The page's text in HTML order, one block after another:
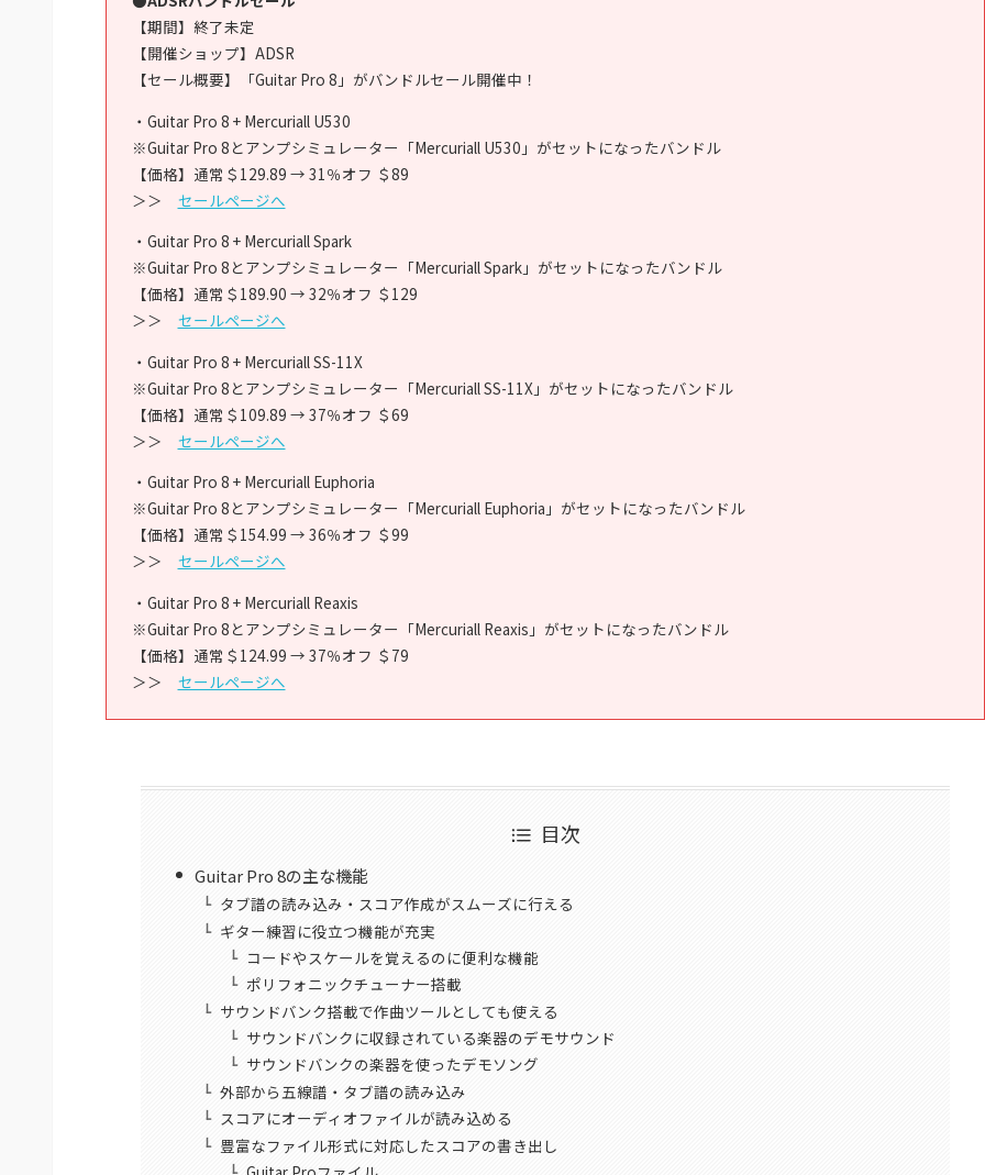
【期間】終了未定
【開催ショップ】ADSR
【セール概要】「Guitar Pro 8」がバンドルセール開催中！
・Guitar Pro 8 + Mercuriall U530
※Guitar Pro 8とアンプシミュレーター「Mercuriall U530」がセットになったバンドル
【価格】通常＄129.89 → 31％オフ ＄89
＞＞ セールページへ
・Guitar Pro 8 + Mercuriall Spark
※Guitar Pro 8とアンプシミュレーター「Mercuriall Spark」がセットになったバンドル
【価格】通常＄189.90 → 32％オフ ＄129
＞＞ セールページへ
・Guitar Pro 8 + Mercuriall SS-11X
※Guitar Pro 8とアンプシミュレーター「Mercuriall SS-11X」がセットになったバンドル
【価格】通常＄109.89 → 37％オフ ＄69
＞＞ セールページへ
・Guitar Pro 8 + Mercuriall Euphoria
※Guitar Pro 8とアンプシミュレーター「Mercuriall Euphoria」がセットになったバンドル
【価格】通常＄154.99 → 36％オフ ＄99
＞＞ セールページへ
・Guitar Pro 8 + Mercuriall Reaxis
※Guitar Pro 8とアンプシミュレーター「Mercuriall Reaxis」がセットになったバンドル
【価格】通常＄124.99 → 37％オフ ＄79
＞＞ セールページへ
目次
Guitar Pro 8の主な機能
タブ譜の読み込み・スコア作成がスムーズに行える
ギター練習に役立つ機能が充実
コードやスケールを覚えるのに便利な機能
ポリフォニックチューナー搭載
サウンドバンク搭載で作曲ツールとしても使える
サウンドバンクに収録されている楽器のデモサウンド
サウンドバンクの楽器を使ったデモソング
外部から五線譜・タブ譜の読み込み
スコアにオーディオファイルが読み込める
豊富なファイル形式に対応したスコアの書き出し